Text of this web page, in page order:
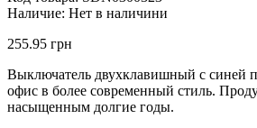
Наличие: Нет в наличини
255.95 грн
Выключатель двухклавишный с синей
офис в более современный стиль.
насыщенным долгие годы.